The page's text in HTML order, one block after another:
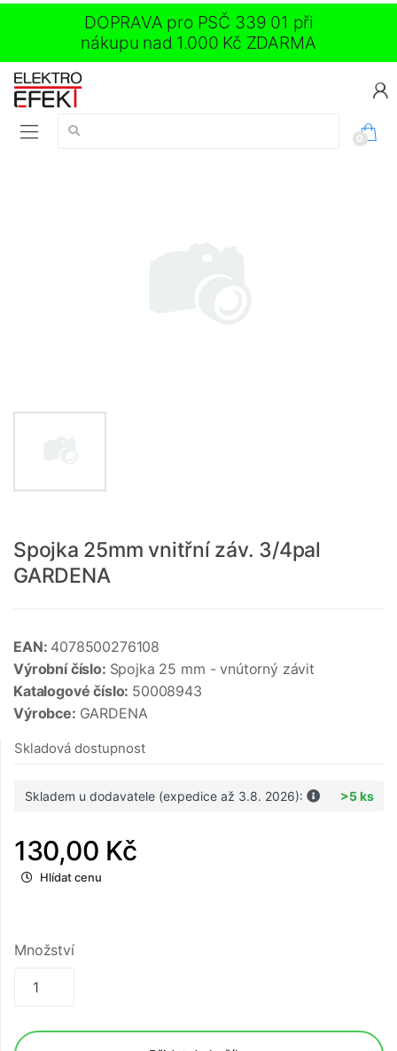
DOPRAVA pro PSČ 339 01 při
nákupu nad 1.000 Kč ZDARMA
Vyhledávání:
0
Spojka 25mm vnitřní záv. 3/4pal
GARDENA
EAN: 4078500276108
Výrobní číslo: Spojka 25 mm - vnútorný závit
Katalogové číslo: 50008943
Výrobce: GARDENA
Skladová dostupnost
Skladem u dodavatele (expedice až 3.8. 2026): >5 ks
130,00 Kč
Hlídat cenu
Množství